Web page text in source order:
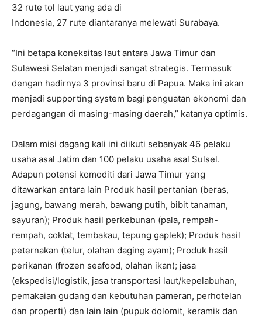
32 rute tol laut yang ada di
Indonesia, 27 rute diantaranya melewati Surabaya.
“Ini betapa koneksitas laut antara Jawa Timur dan
Sulawesi Selatan menjadi sangat strategis. Termasuk
dengan hadirnya 3 provinsi baru di Papua. Maka ini akan
menjadi supporting system bagi penguatan ekonomi dan
perdagangan di masing-masing daerah,” katanya optimis.
Dalam misi dagang kali ini diikuti sebanyak 46 pelaku
usaha asal Jatim dan 100 pelaku usaha asal Sulsel.
Adapun potensi komoditi dari Jawa Timur yang
ditawarkan antara lain Produk hasil pertanian (beras,
jagung, bawang merah, bawang putih, bibit tanaman,
sayuran); Produk hasil perkebunan (pala, rempah-
rempah, coklat, tembakau, tepung gaplek); Produk hasil
peternakan (telur, olahan daging ayam); Produk hasil
perikanan (frozen seafood, olahan ikan); jasa
(ekspedisi/logistik, jasa transportasi laut/kepelabuhan,
pemakaian gudang dan kebutuhan pameran, perhotelan
dan properti) dan lain lain (pupuk dolomit, keramik dan